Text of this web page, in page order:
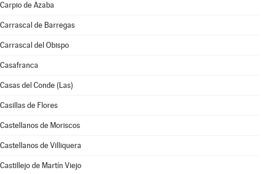
Carpio de Azaba
Carrascal de Barregas
Carrascal del Obispo
Casafranca
Casas del Conde (Las)
Casillas de Flores
Castellanos de Moriscos
Castellanos de Villiquera
Castillejo de Martín Viejo